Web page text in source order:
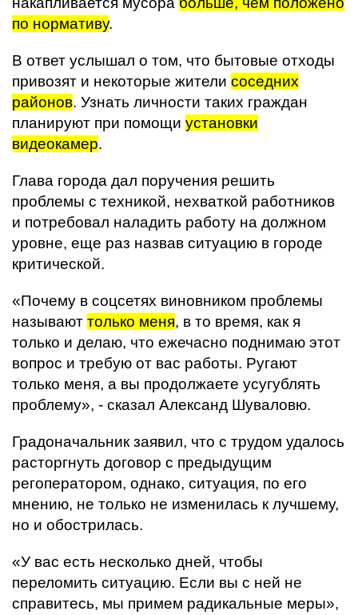
по нормативу.
В ответ услышал о том, что бытовые отходы
привозят и некоторые жители соседних
районов. Узнать личности таких граждан
планируют при помощи установки
видеокамер.
Глава города дал поручения решить
проблемы с техникой, нехваткой работников
и потребовал наладить работу на должном
уровне, еще раз назвав ситуацию в городе
критической.
«Почему в соцсетях виновником проблемы
называют только меня, в то время, как я
только и делаю, что ежечасно поднимаю этот
вопрос и требую от вас работы. Ругают
только меня, а вы продолжаете усугублять
проблему», - сказал Александ Шуваловю.
Градоначальник заявил, что с трудом удалось
расторгнуть договор с предыдущим
регоператором, однако, ситуация, по его
мнению, не только не изменилась к лучшему,
но и обострилась.
«У вас есть несколько дней, чтобы
переломить ситуацию. Если вы с ней не
справитесь, мы примем радикальные меры»,